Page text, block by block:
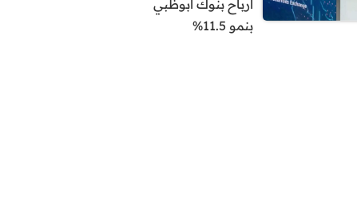
أرباح بنوك أبوظبي
بنمو 11.5%